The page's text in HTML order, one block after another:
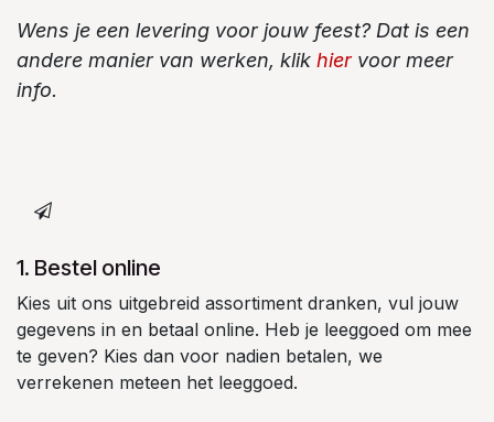
Wens je een levering voor jouw feest? Dat is een
andere manier van werken, klik hiervoor meer
info.
1. Bestel online
Kies uit ons uitgebreid assortiment dranken, vul jouw
gegevens in en betaal online. Heb je leeggoed om mee
te geven? Kies dan voor nadien betalen, we
verrekenen meteen het leeggoed.